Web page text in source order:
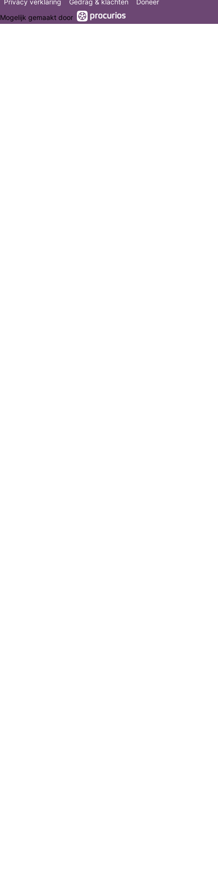
Privacy verklaring
Gedrag & klachten
Doneer
Mogelijk gemaakt door